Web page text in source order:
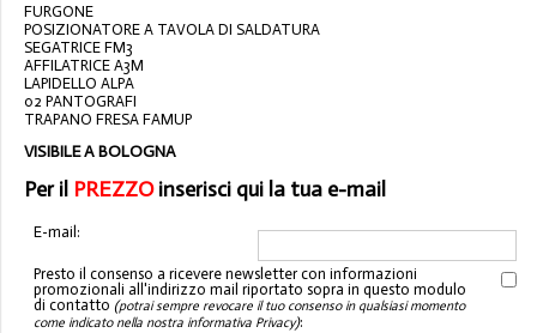
FURGONE
POSIZIONATORE A TAVOLA DI SALDATURA
SEGATRICE FM3
AFFILATRICE A3M
LAPIDELLO ALPA
02 PANTOGRAFI
TRAPANO FRESA FAMUP
VISIBILE A BOLOGNA
Per il PREZZOinserisci qui la tua e-mail
E-mail:
Presto il consenso a ricevere newsletter con informazioni
promozionali all'indirizzo mail riportato sopra in questo modulo
di contatto (potrai sempre revocare il tuo consenso in qualsiasi momento
come indicato nella nostra informativa Privacy):